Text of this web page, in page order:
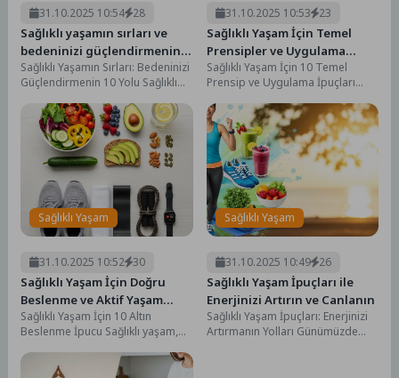
31.10.2025 10:54 28
Sağlıklı yaşamın sırları ve
bedeninizi güçlendirmenin
yolları
Sağlıklı Yaşamın Sırları: Bedeninizi
Güçlendirmenin 10 Yolu Sağlıklı
ve sosyal açıdan...
31.10.2025 10:53 23
Sağlıklı Yaşam İçin Temel
Prensipler ve Uygulama
Önerileri
Sağlıklı Yaşam İçin 10 Temel
Prensip ve Uygulama İpuçları
duygusal...
Sağlıklı Yaşam
31.10.2025 10:52 30
Sağlıklı Yaşam İçin Doğru
Beslenme ve Aktif Yaşam
İpuçları
Sağlıklı Yaşam İçin 10 Altın
Beslenme İpucu Sağlıklı yaşam,
duygusal sağlığını...
Sağlıklı Yaşam
31.10.2025 10:49 26
Sağlıklı Yaşam İpuçları ile
Enerjinizi Artırın ve Canlanın
Sağlıklı Yaşam İpuçları: Enerjinizi
Artırmanın Yolları Günümüzde